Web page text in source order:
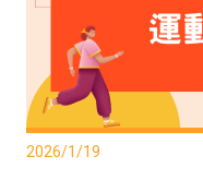
2026/1/19